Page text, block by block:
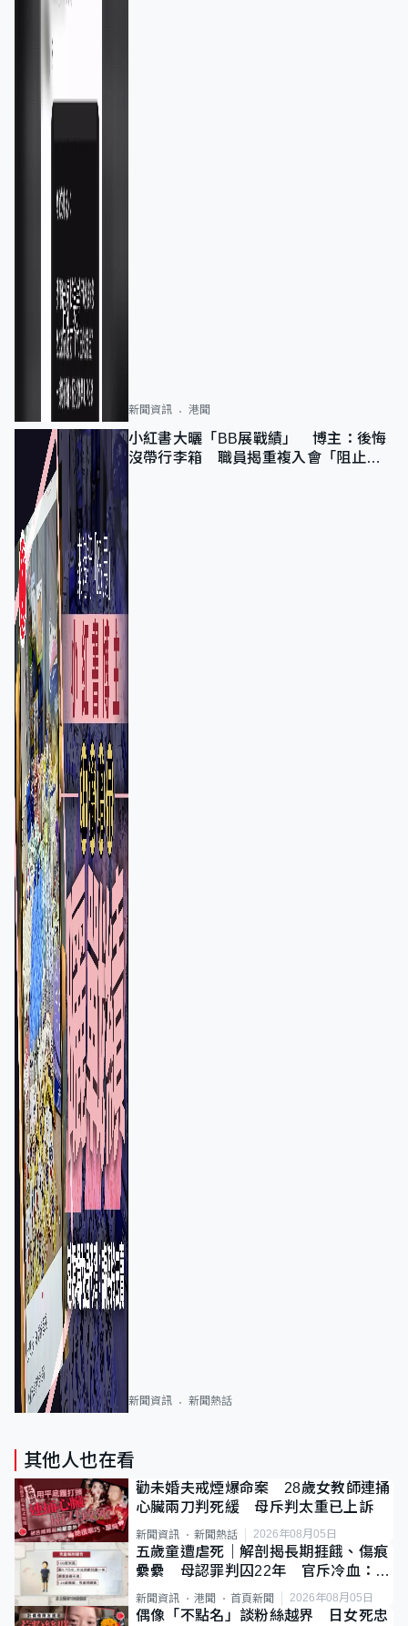
新聞資訊 港聞
小紅書大曬「BB展戰績」 博主：後悔
沒帶行李箱 職員揭重複入會「阻止唔
新聞資訊 新聞熱話
其他人也在看
勸未婚夫戒煙爆命案 28歲女教師連捅
心臟兩刀判死緩 母斥判太重已上訴
新聞資訊 新聞熱話 2026年08月05日
五歲童遭虐死｜解剖揭長期捱餓、傷痕
纍纍 母認罪判囚22年 官斥冷血：同
類案最惡劣
新聞資訊 港聞 首頁新聞 2026年08月05日
偶像「不點名」談粉絲越界 日女死忠